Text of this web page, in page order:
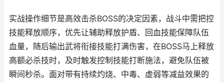
实战操作细节是高效击杀BOSS的决定因素，战斗中需把控
技能释放顺序，优先让辅助释放护盾、回血技能保障队伍
血量，随后输出武将衔接技能打满伤害，在BOSS马上释放
高额必杀技时，及时触发控制技能打断施法，避免队伍被
瞬间秒杀。面对带有持续灼烧、中毒、虚弱等减益效果的